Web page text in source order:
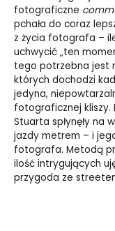
fotograficzne
pchała do coraz
z życia fotografa –
uchwycić „ten
tego potrzebna jest
których dochodzi
jedyna,
fotograficznej
Stuarta spłynęły na
jazdy metrem – i
fotografa. Metodą
ilość intrygujących
przygoda ze